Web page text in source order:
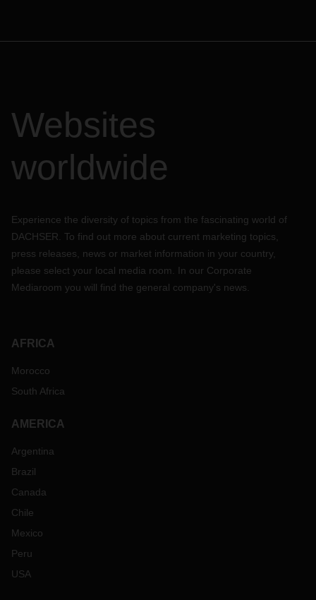
Websites
worldwide
Experience the diversity of topics from the fascinating world of
DACHSER. To find out more about current marketing topics,
press releases, news or market information in your country,
please select your local media room. In our Corporate
Mediaroom you will find the general company's news.
AFRICA
Morocco
South Africa
AMERICA
Argentina
Brazil
Canada
Chile
Mexico
Peru
USA